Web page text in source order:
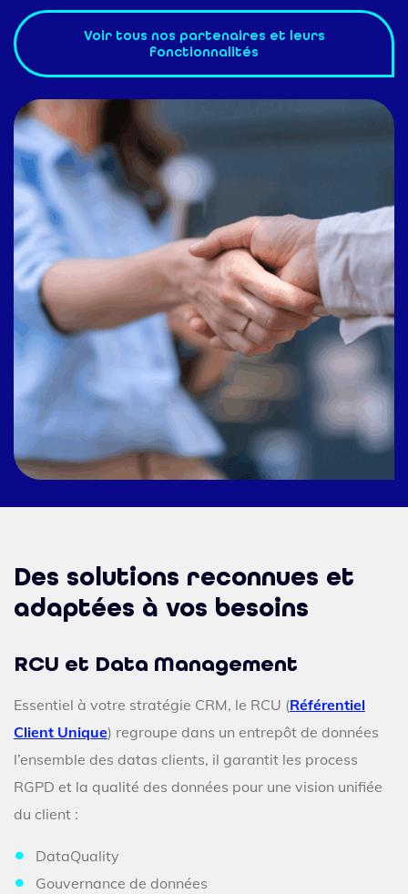
Voir tous nos partenaires et leurs
fonctionnalités
Des solutions reconnues et
adaptées à vos besoins
RCU et Data Management
Essentiel à votre stratégie CRM, le RCU (Référentiel
Client Unique) regroupe dans un entrepôt de données
l’ensemble des datas clients, il garantit les process
RGPD et la qualité des données pour une vision unifiée
du client :
DataQuality
Gouvernance de données